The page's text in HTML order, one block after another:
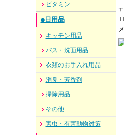
ビタミン
●日用品
キッチン用品
バス・洗面用品
衣類のお手入れ用品
消臭・芳香剤
掃除用品
その他
害虫・有害動物対策